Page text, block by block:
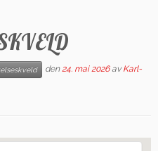
den24. mai 2026 avKarl-